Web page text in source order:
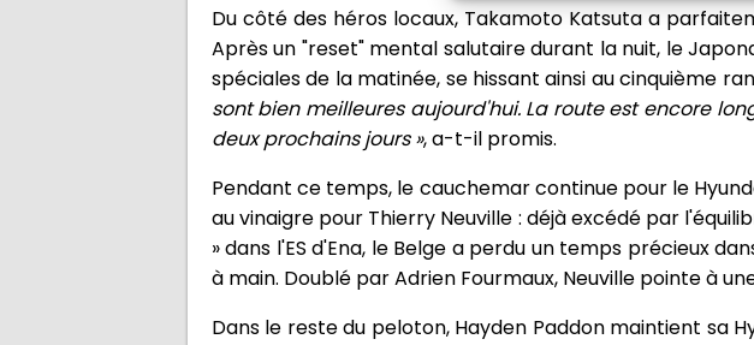
Du côté des héros locaux, Takamoto Katsuta a
Après un "reset" mental salutaire durant la nuit, le
spéciales de la matinée, se hissant ainsi au cinquième
sont bien meilleures aujourd'hui. La route est encore
deux prochains jours », a-t-il promis.
Pendant ce temps, le cauchemar continue pour le
au vinaigre pour Thierry Neuville : déjà excédé par
» dans l'ES d'Ena, le Belge a perdu un temps précieux
à main. Doublé par Adrien Fourmaux, Neuville pointe à
Dans le reste du peloton, Hayden Paddon maintient sa